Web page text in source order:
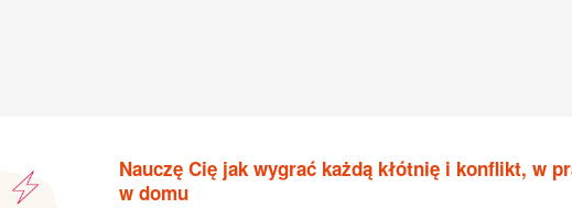
Nauczę Cię jak wygrać każdą kłótnię i konflikt, w
w domu